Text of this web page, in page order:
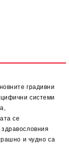
градивни
системи
се
и чудно са